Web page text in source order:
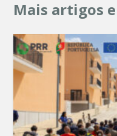
Mais artigos